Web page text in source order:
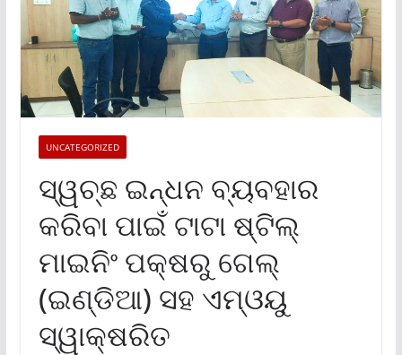
UNCATEGORIZED
ସ୍ୱଚ୍ଛ ଇନ୍ଧନ ବ୍ୟବହାର
କରିବା ପାଇଁ ଟାଟା ଷ୍ଟିଲ୍
ମାଇନିଂ ପକ୍ଷରୁ ଗେଲ୍
(ଇଣ୍ଡିଆ) ସହ ଏମ୍‌ଓୟୁ
ସ୍ୱାକ୍ଷରିତ